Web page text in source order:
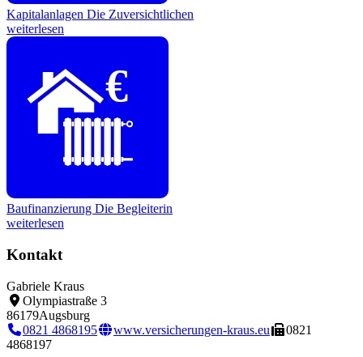
Kapitalanlagen Die Zuversichtlichen
weiterlesen
€
Baufinanzierung Die Begleiterin
weiterlesen
Kontakt
Gabriele Kraus
Olympiastraße 3
86179Augsburg
0821 4868195
www.versicherungen-kraus.eu
0821
4868197